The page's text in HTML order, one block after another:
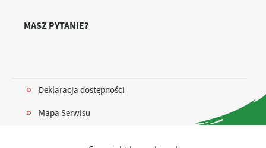
MASZ PYTANIE?
Deklaracja dostępności
Mapa Serwisu